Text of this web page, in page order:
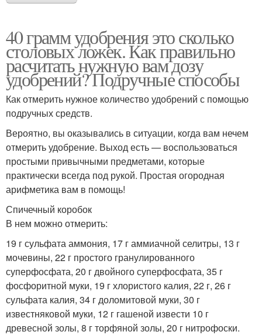
40 грамм удобрения это сколько
столовых ложек. Как правильно
расчитать нужную вам дозу
удобрений? Подручные способы
Как отмерить нужное количество удобрений с помощью
подручных средств.
Вероятно, вы оказывались в ситуации, когда вам нечем
отмерить удобрение. Выход есть — воспользоваться
простыми привычными предметами, которые
практически всегда под рукой. Простая огородная
арифметика вам в помощь!
Спичечный коробок
В нем можно отмерить:
19 г сульфата аммония, 17 г аммиачной селитры, 13 г
мочевины, 22 г простого гранулированного
суперфосфата, 20 г двойного суперфосфата, 35 г
фосфоритной муки, 19 г хлористого калия, 22 г, 26 г
сульфата калия, 34 г доломитовой муки, 30 г
известняковой муки, 12 г гашеной извести 10 г
древесной золы, 8 г торфяной золы, 20 г нитрофоски.